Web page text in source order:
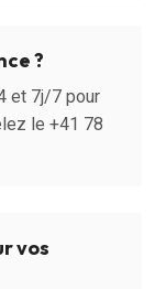
?
et 7j/7 pour
le +41 78
vos